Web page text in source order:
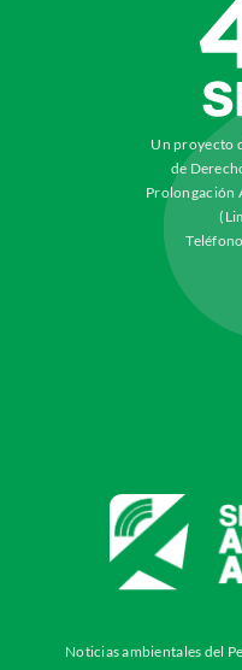
Un proyecto
de
Prolongación
Noticias ambientales del